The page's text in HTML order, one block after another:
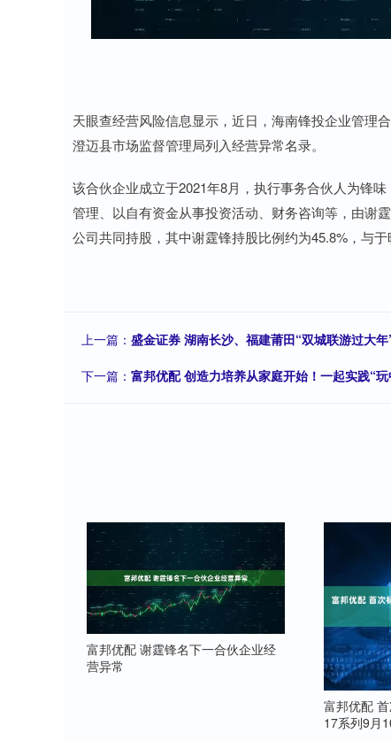
天眼查经营风险信息显示，近日，海南锋投企业管理
澄迈县市场监督管理局列入经营异常名录。
该合伙企业成立于2021年8月，执行事务合伙人为锋
管理、以自有资金从事投资活动、财务咨询等，由谢
公司共同持股，其中谢霆锋持股比例约为45.8%，与于
上一篇： 盛金证券 湖南长沙、福建莆田“双城联游过大年
下一篇： 富邦优配 创造力培养从家庭开始！一起实践“
富邦优配 谢霆锋名下一合伙企业经
营异常
富邦优配
17系列9月